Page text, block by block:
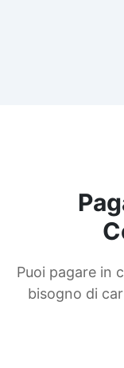
Puoi pagare in
bisogno di